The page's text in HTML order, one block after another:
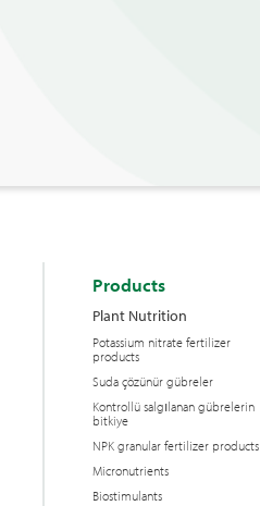
Products
Plant Nutrition
Potassium nitrate fertilizer
products
Suda çözünür gübreler
Kontrollü salgılanan gübrelerin
bitkiye
NPK granular fertilizer products
Micronutrients
Biostimulants